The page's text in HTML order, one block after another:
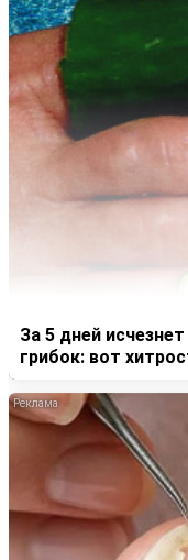
За 5 дней
грибок: вот